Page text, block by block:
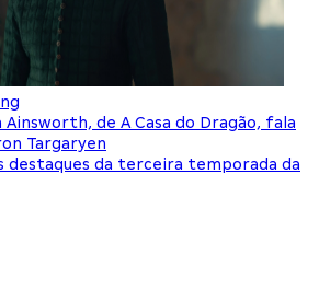
de A Casa do Dragão, fala
Targaryen
destaques da terceira temporada da